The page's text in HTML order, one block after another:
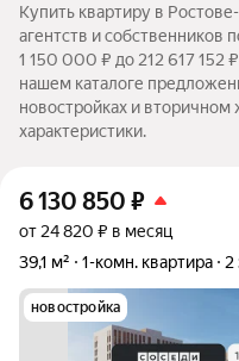
Купить квартиру в
агентств и собственников
1 150 000 ₽ до 212 617 152
нашем каталоге
новостройках и
характеристики.
6 130 850 ₽
от 24 820 ₽ в месяц
39,1 м²
1-комн. квартира 2
новостройка